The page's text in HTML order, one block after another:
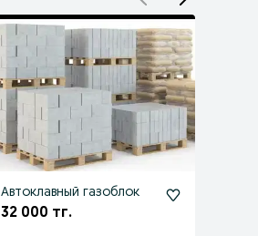
Автоклавный газоблок
32 000 тг.